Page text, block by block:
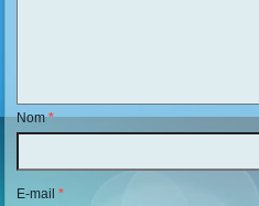
Nom*
E-mail*